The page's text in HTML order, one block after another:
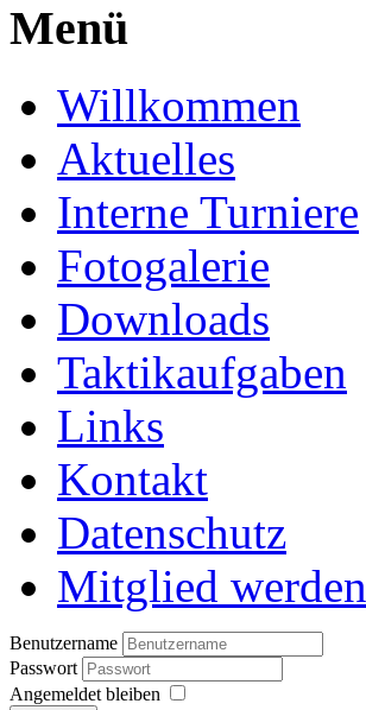
Menü
Willkommen
Aktuelles
Interne Turniere
Fotogalerie
Downloads
Taktikaufgaben
Links
Kontakt
Datenschutz
Mitglied werden
Benutzername
Passwort
Angemeldet bleiben